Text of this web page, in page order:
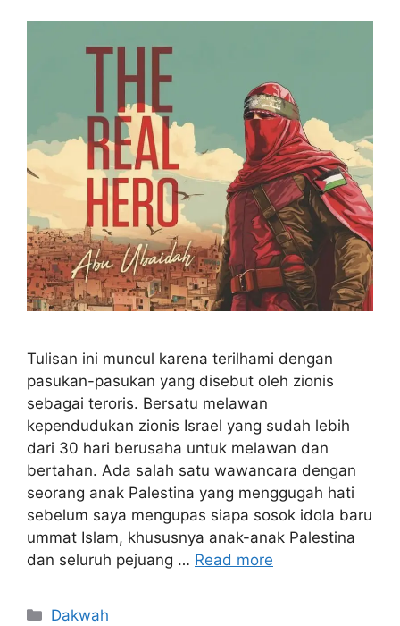
Tulisan ini muncul karena terilhami dengan
pasukan-pasukan yang disebut oleh zionis
sebagai teroris. Bersatu melawan
kependudukan zionis Israel yang sudah lebih
dari 30 hari berusaha untuk melawan dan
bertahan. Ada salah satu wawancara dengan
seorang anak Palestina yang menggugah hati
sebelum saya mengupas siapa sosok idola baru
ummat Islam, khususnya anak-anak Palestina
dan seluruh pejuang … Read more
Categories
Dakwah